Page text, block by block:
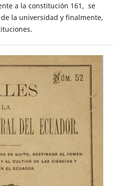
a la constitución 161, se
la universidad y finalmente,